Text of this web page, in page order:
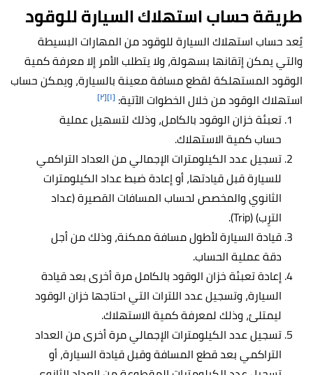
طريقة حساب استهلاك السيارة للوقود
يُعد حساب استهلاك السيارة للوقود من المهارات البسيطة
والتي يمكن إتقانها بسهولة، ولا يتطلب الأمر إلا معرفة كمية
الوقود المستهلكة لقطع مسافة معينة بالسيارة، ويمكن حساب
استهلاك الوقود من خلال الخطوات الآتية: [١] [٢]
تعبئة خزان الوقود بالكامل، وذلك لتسهيل عملية
حساب كمية الاستهلاك.
تسجيل عدد الكيلومترات الإجمالي من العداد التراكمي
للسيارة قبل قيادتها، أو إعادة ضبط عداد الكيلومترات
الثانوي والمخصص لحساب المسافات القصيرة (عداد
الترِب) (Trip).
قيادة السيارة لأطول مسافة ممكنة، وذلك من أجل
دقة عملية الحساب.
إعادة تعبئة خزان الوقود بالكامل مرة أخرى بعد قيادة
السيارة، وتسجيل عدد اللترات التي احتاجها خزان الوقود
ليمتلئ، وذلك لمعرفة كمية الاستهلاك.
تسجيل عدد الكيلومترات الإجمالي مرة أخرى من العداد
التراكمي بعد قطع المسافة وقبل قيادة السيارة، أو